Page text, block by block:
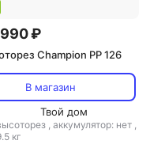
₽
Champion PP 126
В магазин
Твой дом
, аккумулятор: нет ,
кг